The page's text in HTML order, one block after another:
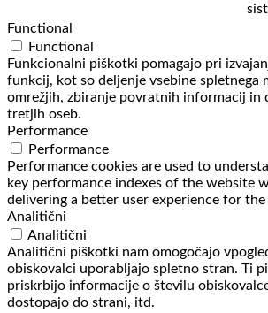
Functional
Functional
Funkcionalni piškotki pomagajo pri
funkcij, kot so deljenje vsebine spletnega
omrežjih, zbiranje povratnih informacij in
tretjih oseb.
Performance
Performance
Performance cookies are used to
key performance indexes of the website
delivering a better user experience for
Analitični
Analitični
Analitični piškotki nam omogočajo
obiskovalci uporabljajo spletno stran. Ti
priskrbijo informacije o številu
dostopajo do strani, itd.